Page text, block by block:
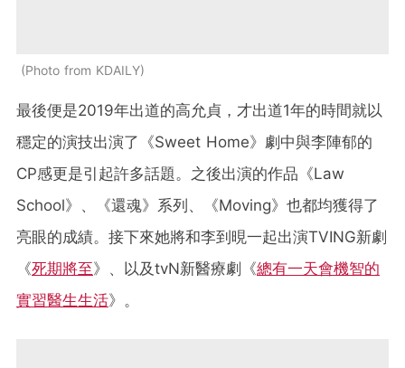
Photo from KDAILY
最後便是2019年出道的高允貞，才出道1年的時間就以
穩定的演技出演了《Sweet Home》劇中與李陣郁的
CP感更是引起許多話題。之後出演的作品《Law
School》、《還魂》系列、《Moving》也都均獲得了
亮眼的成績。接下來她將和李到晛一起出演TVING新劇
《死期將至》、以及tvN新醫療劇 《總有一天會機智的
實習醫生生活》。